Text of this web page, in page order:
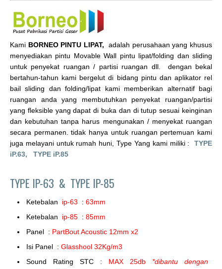
Kami BORNEO PINTU LIPAT, adalah perusahaan yang khusus
menyediakan pintu Movable Wall pintu lipat/folding dan sliding
untuk penyekat ruangan / partisi ruangan dll. dengan bekal
bertahun-tahun kami bergelut di bidang pintu dan aplikator rel
bail sliding dan folding/lipat kami memberikan alternatif bagi
ruangan anda yang membutuhkan penyekat ruangan/partisi
yang fleksible yang dapat di buka dan di tutup sesuai keinginan
dan kebutuhan tanpa harus mengunakan / menyekat ruangan
secara permanen. tidak hanya untuk ruangan pertemuan kami
juga melayani untuk rumah huni, Type Yang kami miliki : TYPE
iP.63, TYPE iP.85
TYPE IP-63 & TYPE IP-85
Ketebalan ip-63 : 63mm
Ketebalan ip-85 : 85mm
Panel : PartBout Acoustic 12mm x2
Isi Panel : Glasshool 32Kg/m3
Sound Rating STC : MAX 25db *dibantu dengan